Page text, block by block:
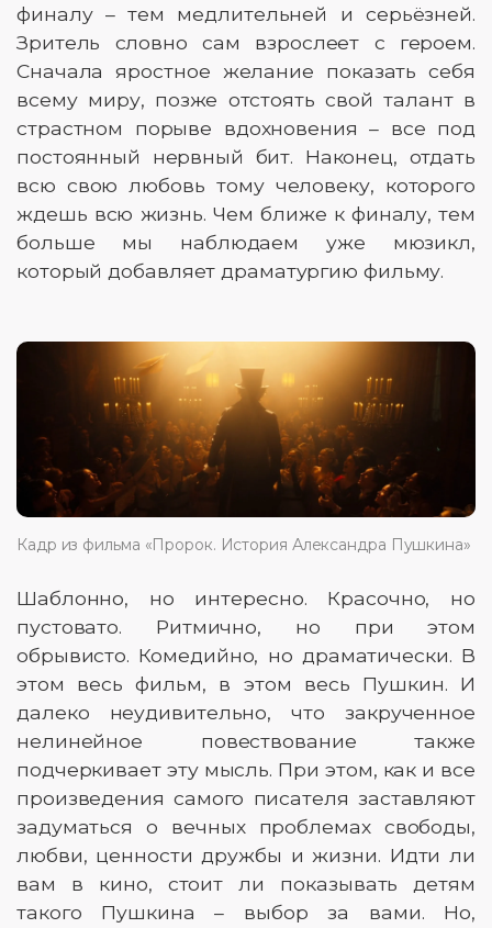
финалу – тем медлительней и серьёзней.
Зритель словно сам взрослеет с героем.
Сначала яростное желание показать себя
всему миру, позже отстоять свой талант в
страстном порыве вдохновения – все под
постоянный нервный бит. Наконец, отдать
всю свою любовь тому человеку, которого
ждешь всю жизнь. Чем ближе к финалу, тем
больше мы наблюдаем уже мюзикл,
который добавляет драматургию фильму.
Кадр из фильма «Пророк. История Александра Пушкина»
Шаблонно, но интересно. Красочно, но
пустовато. Ритмично, но при этом
обрывисто. Комедийно, но драматически. В
этом весь фильм, в этом весь Пушкин. И
далеко неудивительно, что закрученное
нелинейное повествование также
подчеркивает эту мысль. При этом, как и все
произведения самого писателя заставляют
задуматься о вечных проблемах свободы,
любви, ценности дружбы и жизни. Идти ли
вам в кино, стоит ли показывать детям
такого Пушкина – выбор за вами. Но,